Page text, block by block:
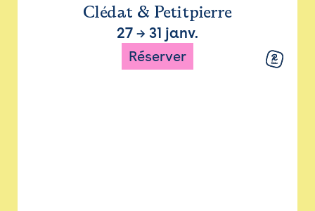
Clédat & Petitpierre
27 → 31 janv.
Réserver